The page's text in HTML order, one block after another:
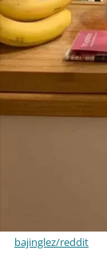
bajinglez/reddit